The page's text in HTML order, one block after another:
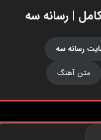
| رسانه سه
رسانه سه
متن آهنگ